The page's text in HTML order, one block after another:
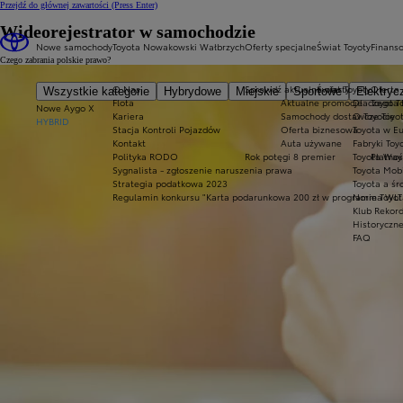
Przejdź do głównej zawartości (Press Enter)
Nowe samochody
Wszystkie kategorie Hybrydowe Miejskie Sportowe
Nowe Aygo X
HYBRID
Toyota Nowakowski Wałbrzych
O Nas
Flota
Kariera
Stacja Kontroli Pojazdów
Kontakt
Polityka RODO
Sygnalista - zgłoszenie naruszenia prawa
Strategia podatkowa 2023
Regulamin konkursu "Karta podarunkowa 200 zł w programie
Oferty specjalne
Sprawdź aktualne oferty
Aktualne promocje
Samochody dostawcze
Oferta biznesowa
Auta używane
Rok potęgi 8 premier
Świat Toyoty
Świat Toyoty
Dlaczego
O Toyocie
Toyota w
Fabryki
Toyota Way
Toyota
Toyota a
Norma
Klub
FAQ
Oferta
Toyota
Wideorejestrator w samochodzie
Czego zabrania polskie prawo?